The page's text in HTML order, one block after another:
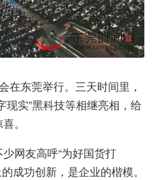
在东莞举行。三天时间里，
现实”黑科技等相继亮相，给
。
网友高呼“为好国货打
成功创新，是企业的楷模。